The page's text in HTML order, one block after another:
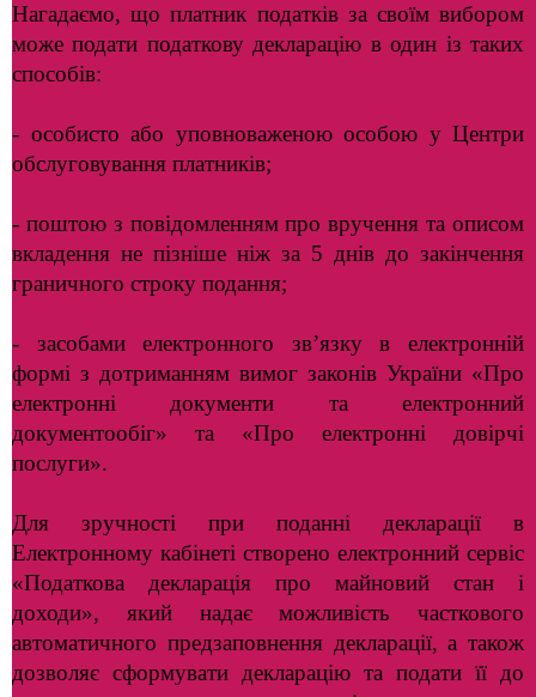
Нагадаємо, що платник податків за своїм вибором
може подати податкову декларацію в один із таких
способів:
- особисто або уповноваженою особою у Центри
обслуговування платників;
- поштою з повідомленням про вручення та описом
вкладення не пізніше ніж за 5 днів до закінчення
граничного строку подання;
- засобами електронного зв’язку в електронній
формі з дотриманням вимог законів України «Про
електронні документи та електронний
документообіг» та «Про електронні довірчі
послуги».
Для зручності при поданні декларації в
Електронному кабінеті створено електронний сервіс
«Податкова декларація про майновий стан і
доходи», який надає можливість часткового
автоматичного предзаповнення декларації, а також
дозволяє сформувати декларацію та подати її до